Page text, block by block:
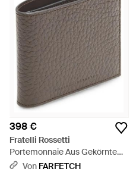
398 €
Fratelli Rossetti
Portemonnaie Aus Gekörntem
Leder - Braun
Von FARFETCH